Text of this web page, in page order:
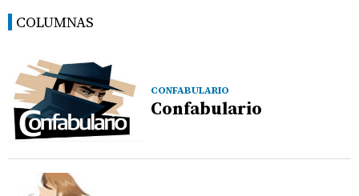
COLUMNAS
CONFABULARIO
Confabulario